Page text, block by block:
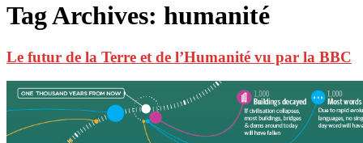
Tag Archives: humanité
Le futur de la Terre et de l’Humanité vu par la BBC